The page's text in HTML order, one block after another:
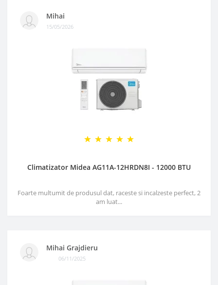
Mihai
15/05/2026
Climatizator Midea AG11A-12HRDN8I - 12000 BTU
Foarte multumit de produsul dat, raceste si incalzeste perfect, 2
am luat...
Mihai Grajdieru
06/11/2025